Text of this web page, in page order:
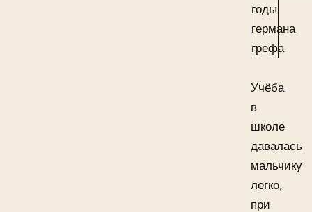
Учёба
в
школе
давалась
мальчику
легко,
при